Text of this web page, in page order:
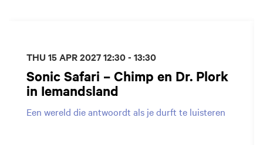
Sonic Safari – Chimp en Dr. Plork
in Iemandsland
Een wereld die antwoordt als je durft te luisteren
THU 15 APR 202712:30 - 13:30